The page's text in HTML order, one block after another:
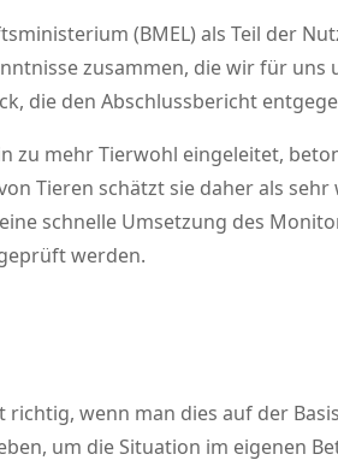
(BMEL) als Teil der
zusammen, die wir für uns
die den Abschlussbericht
zu mehr Tierwohl eingeleitet,
Tieren schätzt sie daher als
schnelle Umsetzung des
werden.
wenn man dies auf der
um die Situation im eigenen